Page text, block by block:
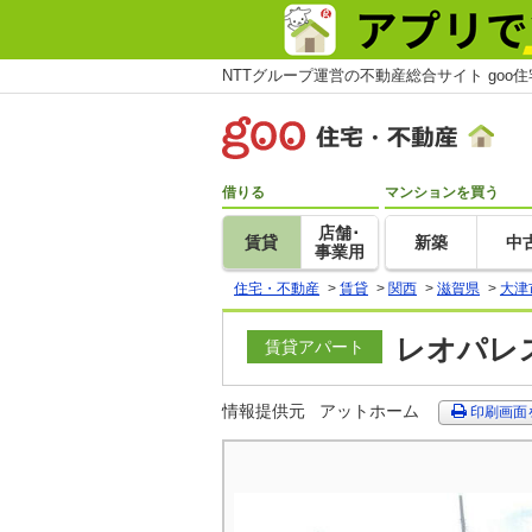
NTTグループ運営の不動産総合サイト goo
借りる
賃貸
店舗･
事業用
マンションを買う
新築 中
住宅・不動産 > 賃貸 > 関西 > 滋賀県 > 大津
賃貸アパート レオパレ
情報提供元 アットホーム 印刷画面